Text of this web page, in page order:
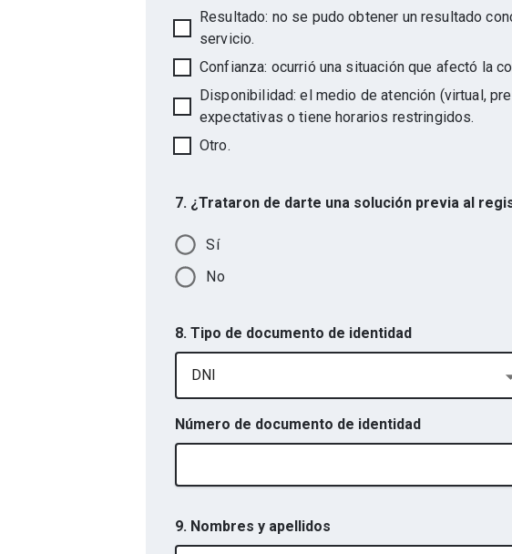
Resultado: no se pudo obtener un resultado
servicio.
Confianza: ocurrió una situación que afectó la
Disponibilidad: el medio de atención (virtual,
expectativas o tiene horarios restringidos.
Otro.
7. ¿Trataron de darte una solución previa al
Sí
No
8. Tipo de documento de identidad
DNI
Número de documento de identidad
9. Nombres y apellidos